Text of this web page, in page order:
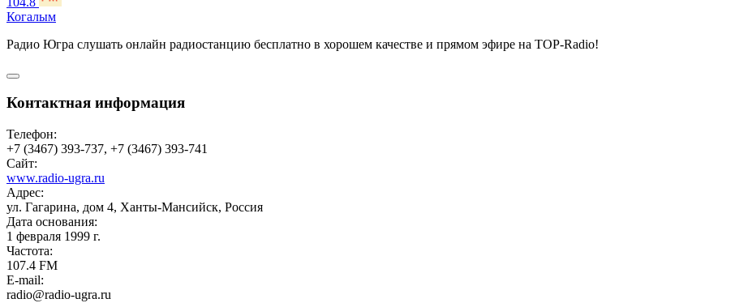
Когалым
Радио Югра слушать онлайн радиостанцию бесплатно в хорошем качестве и прямом эфире на TOP-Radio!
Контактная информация
Телефон:
+7 (3467) 393-737, +7 (3467) 393-741
Сайт:
www.radio-ugra.ru
Адрес:
ул. Гагарина, дом 4, Ханты-Мансийск, Россия
Дата основания:
1 февраля 1999 г.
Частота:
107.4 FM
E-mail:
radio@radio-ugra.ru